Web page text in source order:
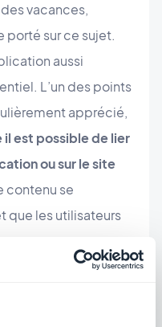
vacances,
porté sur ce sujet.
aussi
L’un des points
apprécié,
est possible de lier
ou sur le site
contenu se
que les utilisateurs